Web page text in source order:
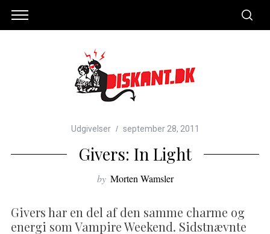
Udgivelser september 28, 2011
Givers: In Light
by Morten Wamsler
Givers har en del af den samme charme og
energi som Vampire Weekend. Sidstnævnte